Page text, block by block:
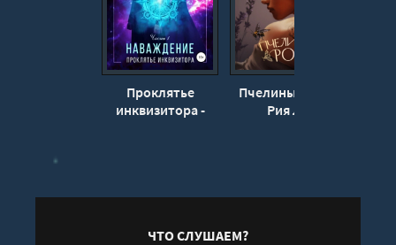
Проклятье
инквизитора -
Пчелиный рой -
Рия Ли
ЧТО СЛУШАЕМ?